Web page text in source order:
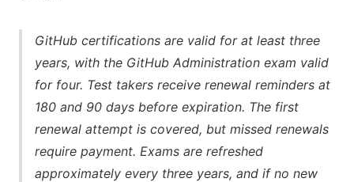
GitHub certifications are valid for at least three
years, with the GitHub Administration exam valid
for four. Test takers receive renewal reminders at
180 and 90 days before expiration. The first
renewal attempt is covered, but missed renewals
require payment. Exams are refreshed
approximately every three years, and if no new